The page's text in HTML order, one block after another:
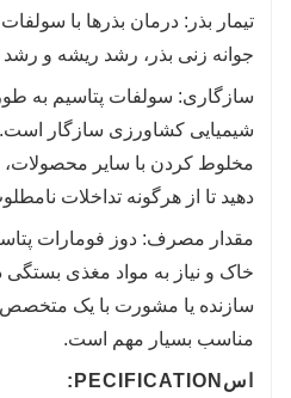
6. خواص محرک زیستی: به
عمل می کند و باعث افزایش
خاک می شود. این می تواند
بهبود بخشد و سلامت کلی
تیمار بذر: درمان بذرها با
جوانه زنی بذر، رشد ریشه و
سازگاری: سولفات پتاسیم به طور
شیمیایی کشاورزی سازگار است.
مخلوط کردن با سایر محصولات،
دهید تا از هرگونه تداخلات
مقدار مصرف: دوز فومارات
خاک و نیاز به مواد مغذی بستگی
سازنده یا مشورت با یک متخصص
مناسب بسیار مهم است.
اس PECIFICATION: